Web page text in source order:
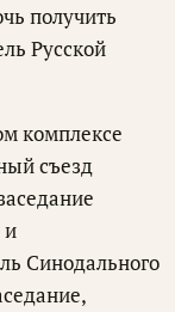
получить
Русской
комплексе
съезд
и
Синодального